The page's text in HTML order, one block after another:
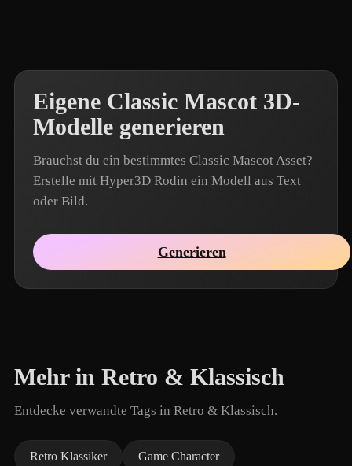
Eigene Classic Mascot 3D-
Modelle generieren
Brauchst du ein bestimmtes Classic Mascot Asset?
Erstelle mit Hyper3D Rodin ein Modell aus Text
oder Bild.
Generieren
Mehr in Retro & Klassisch
Entdecke verwandte Tags in Retro & Klassisch.
Retro Klassiker Game Character